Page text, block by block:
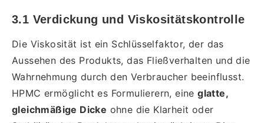
3.1 Verdickung und Viskositätskontrolle
Die Viskosität ist ein Schlüsselfaktor, der das
Aussehen des Produkts, das Fließverhalten und die
Wahrnehmung durch den Verbraucher beeinflusst.
HPMC ermöglicht es Formulierern, eineglatte,
gleichmäßige Dicke ohne die Klarheit oder